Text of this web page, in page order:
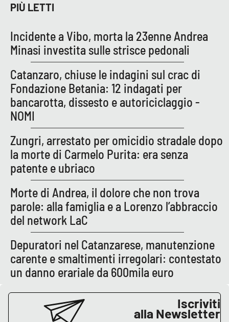
PIÙ LETTI
Incidente a Vibo, morta la 23enne Andrea
Minasi investita sulle strisce pedonali
Catanzaro, chiuse le indagini sul crac di
Fondazione Betania: 12 indagati per
bancarotta, dissesto e autoriciclaggio -
NOMI
Zungri, arrestato per omicidio stradale dopo
la morte di Carmelo Purita: era senza
patente e ubriaco
Morte di Andrea, il dolore che non trova
parole: alla famiglia e a Lorenzo l’abbraccio
del network LaC
Depuratori nel Catanzarese, manutenzione
carente e smaltimenti irregolari: contestato
un danno erariale da 600mila euro
Iscriviti
alla Newsletter